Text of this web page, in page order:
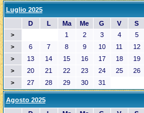
Luglio 2025
D
L Ma Me G V S
> 1 2 3 4 5
> 6 7 8 9 10 11 12
> 13 14 15 16 17 18 19
> 20 21 22 23 24 25 26
> 27 28 29 30 31
Agosto 2025